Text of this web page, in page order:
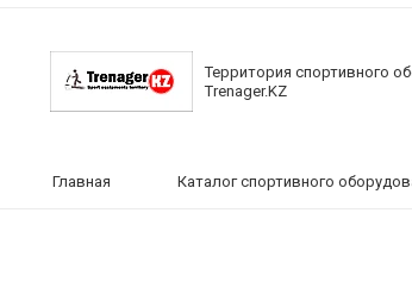
Территория спортивного
Trenager.KZ
Главная Каталог спортивного